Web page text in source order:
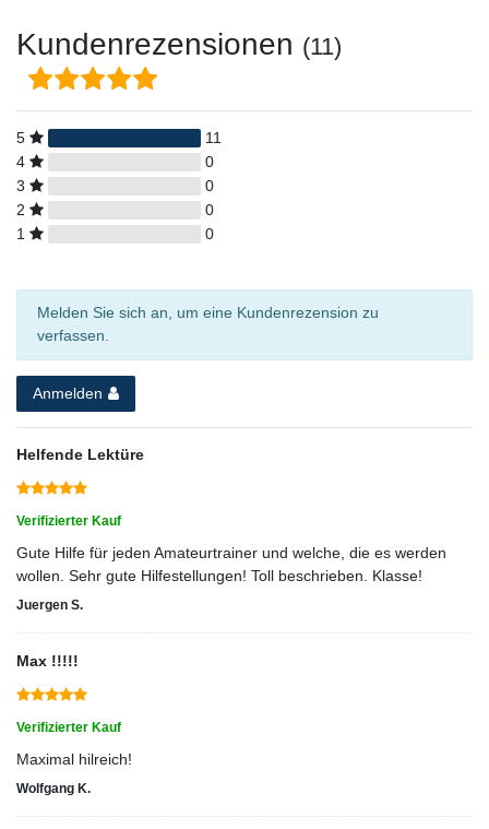
Kundenrezensionen (11)
5
11
4
0
3
0
2
0
1
0
Melden Sie sich an, um eine Kundenrezension zu
verfassen.
Anmelden
Helfende Lektüre
Verifizierter Kauf
Gute Hilfe für jeden Amateurtrainer und welche, die es werden
wollen. Sehr gute Hilfestellungen! Toll beschrieben. Klasse!
Juergen S.
Max !!!!!
Verifizierter Kauf
Maximal hilreich!
Wolfgang K.